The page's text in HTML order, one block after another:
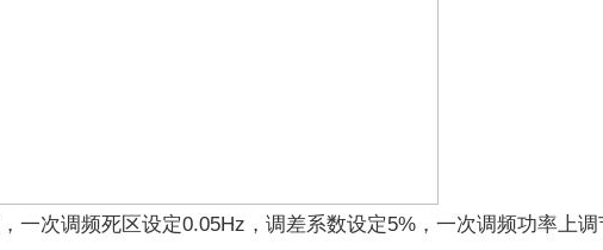
一次调频死区设定0.05Hz，调差系数设定5%，一次调频功率上